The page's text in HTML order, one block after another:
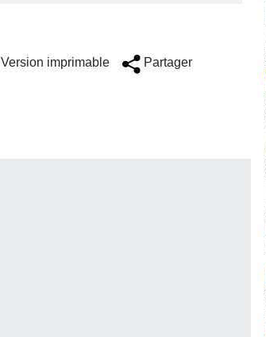
Version imprimable Partager